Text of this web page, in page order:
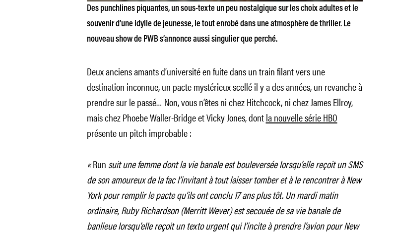
Des punchlines piquantes, un sous-texte un peu nostalgique sur les choix adultes et le
souvenir d’une idylle de jeunesse, le tout enrobé dans une atmosphère de thriller. Le
nouveau show de PWB s’annonce aussi singulier que perché.
Deux anciens amants d’université en fuite dans un train filant vers une
destination inconnue, un pacte mystérieux scellé il y a des années, un revanche à
prendre sur le passé… Non, vous n’êtes ni chez Hitchcock, ni chez James Ellroy,
mais chez Phoebe Waller-Bridge et Vicky Jones, dontla nouvelle série HBO
présente un pitch improbable :
«Run suit une femme dont la vie banale est bouleversée lorsqu’elle reçoit un SMS
de son amoureux de la fac l’invitant à tout laisser tomber et à le rencontrer à New
York pour remplir le pacte qu’ils ont conclu 17 ans plus tôt. Un mardi matin
ordinaire, Ruby Richardson (Merritt Wever) est secouée de sa vie banale de
banlieue lorsqu’elle reçoit un texto urgent qui l’incite à prendre l’avion pour New